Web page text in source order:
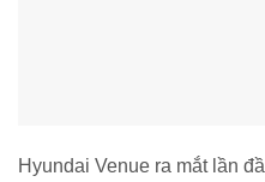
Hyundai Venue ra mắt lần